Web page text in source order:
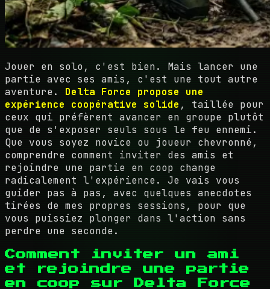
Jouer en solo, c'est bien. Mais lancer une
partie avec ses amis, c'est une tout autre
aventure. Delta Force propose une
expérience coopérative solide , taillée pour
ceux qui préfèrent avancer en groupe plutôt
que de s'exposer seuls sous le feu ennemi.
Que vous soyez novice ou joueur chevronné,
comprendre comment inviter des amis et
rejoindre une partie en coop change
radicalement l'expérience. Je vais vous
guider pas à pas, avec quelques anecdotes
tirées de mes propres sessions, pour que
vous puissiez plonger dans l'action sans
perdre une seconde.
Comment inviter un ami
et rejoindre une partie
en coop sur Delta Force